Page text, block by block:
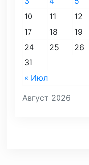
Август 2026
« Июл
10
11 12
17
18 19
24
25 26
31